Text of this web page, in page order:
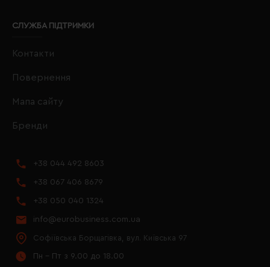
СЛУЖБА ПІДТРИМКИ
Контакти
Повернення
Мапа сайту
Бренди
+38 044 492 8603
+38 067 406 8679
+38 050 040 1324
info@eurobusiness.com.ua
Софіївська Борщагівка, вул. Київська 97
Пн - Пт з 9.00 до 18.00